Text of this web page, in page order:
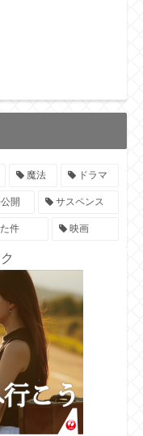
魔法 ドラマ
開 サスペンス
件 映画